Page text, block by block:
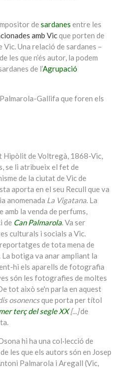
de sardanes entre les
amb Vicque porten de
Vic. Una relació de sardanes –
les que n’és autor, la podem
de l’Agrupació
Gallifa que foren els
Hipòlit de Voltregà, 1868-Vic,
se li atribueix el fet de
de la ciutat de Vic de
aporta en el seu Recull que va
anomenada La Vigatana . La
la venda de perfums,
de Can Palmarola . Va ser
culturals i socials a Vic.
de tota mena de
La botiga va anar ampliant la
hi els aparells de fotografia
són les fotografies de moltes
tot això se'n parla en aquest
osonencsque porta per títol
terç del segle XX[...]de
hi ha una col·lecció de
les que els autors són en Josep
Palmarola i Aregall (Vic,